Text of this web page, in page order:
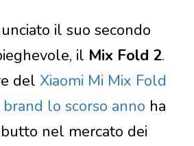
il suo secondo
il Mix Fold 2.
del Xiaomi Mi Mix Fold
lo scorso anno ha
nel mercato dei